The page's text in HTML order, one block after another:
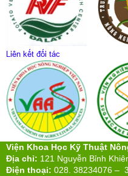
Liên kết đối tác
Viện Khoa Học Kỹ Thuật
Địa chỉ: 121 Nguyễn Bỉnh
Điện thoại: 028. 38234076 –